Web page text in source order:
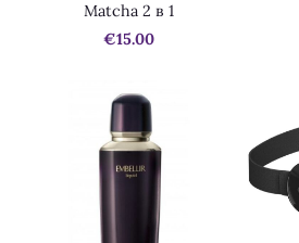
Matcha 2 в 1
€15.00